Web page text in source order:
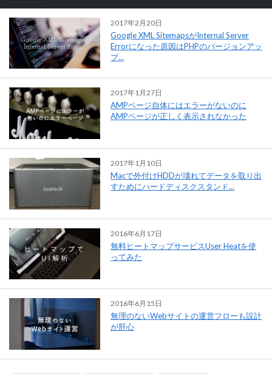
2017年2月20日
Google XML SitemapsがInternal Server
Errorになった原因はPHPのバージョンアッ
プ...
2017年1月27日
AMPページ自体にはエラーがないのに
AMPページが正しく表示されなかった
2017年1月10日
Macで外付けHDDが壊れてデータを取り出
すためにハードディスクスタンド...
2016年6月17日
無料ヒートマップサービスUser Heatを使
ってみた
2016年6月15日
無理のないWebサイトの運営フローも設計
が肝心